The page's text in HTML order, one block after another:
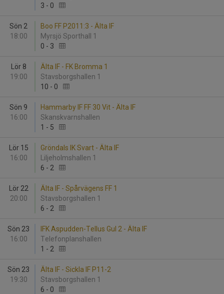
3 - 0
Sön 2
18:00
Boo FF P2011:3 - Älta IF
Myrsjö Sporthall 1
0 - 3
Lör 8
19:00
Älta IF - FK Bromma 1
Stavsborgshallen 1
10 - 0
Sön 9
16:00
Hammarby IF FF 30 Vit - Älta IF
Skanskvarnshallen
1 - 5
Lör 15
16:00
Gröndals IK Svart - Älta IF
Liljeholmshallen 1
6 - 2
Lör 22
20:00
Älta IF - Spårvägens FF 1
Stavsborgshallen 1
6 - 2
Sön 23
16:00
IFK Aspudden-Tellus Gul 2 - Älta IF
Telefonplanshallen
1 - 2
Sön 23
19:30
Älta IF - Sickla IF P11-2
Stavsborgshallen 1
6 - 0